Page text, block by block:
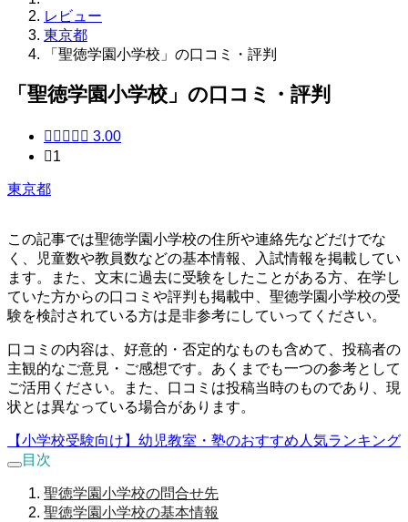
レビュー
東京都
「聖徳学園小学校」の口コミ・評判
「聖徳学園小学校」の口コミ・評判
     3.00
1
東京都
この記事では聖徳学園小学校の住所や連絡先などだけでな
く、児童数や教員数などの基本情報、入試情報を掲載してい
ます。また、文末に過去に受験をしたことがある方、在学し
ていた方からの口コミや評判も掲載中、聖徳学園小学校の受
験を検討されている方は是非参考にしていってください。
口コミの内容は、好意的・否定的なものも含めて、投稿者の
主観的なご意見・ご感想です。あくまでも一つの参考として
ご活用ください。また、口コミは投稿当時のものであり、現
状とは異なっている場合があります。
【小学校受験向け】幼児教室・塾のおすすめ人気ランキング
目次
聖徳学園小学校の問合せ先
聖徳学園小学校の基本情報